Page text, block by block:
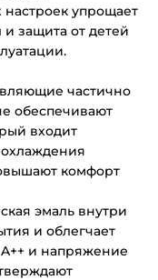
настроек упрощает
защита от детей
частично
обеспечивают
входит
комфорт
эмаль внутри
и облегчает
и напряжение